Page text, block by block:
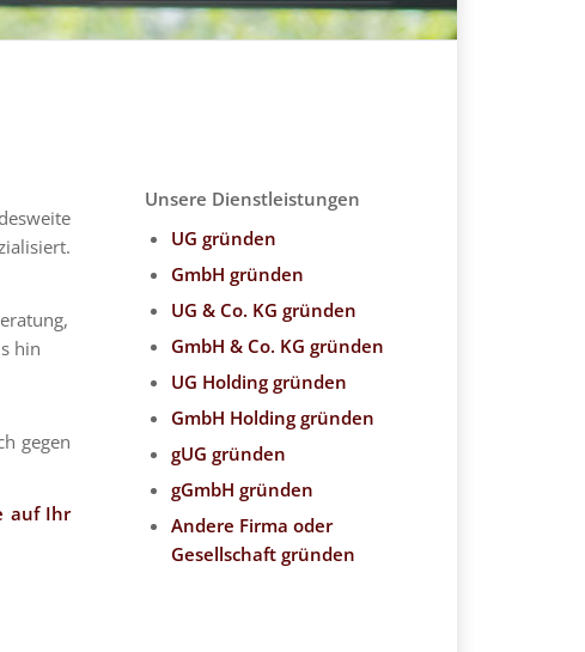
hin
gegen
auf Ihr
Unsere Dienstleistungen
UG gründen
GmbH gründen
UG & Co. KG gründen
GmbH & Co. KG gründen
UG Holding gründen
GmbH Holding gründen
gUG gründen
gGmbH gründen
Andere Firma oder
Gesellschaft gründen